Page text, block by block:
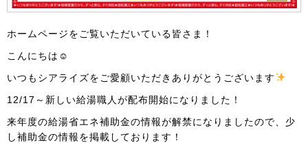
ホームページをご覧いただいている皆さま！
こんにちは☺
いつもシアライズをご愛顧いただきありがとうございます
12/17～新しい給湯職人が配布開始になりました！
来年度の給湯省エネ補助金の情報が解禁になりましたので、少
し補助金の情報を掲載しております！